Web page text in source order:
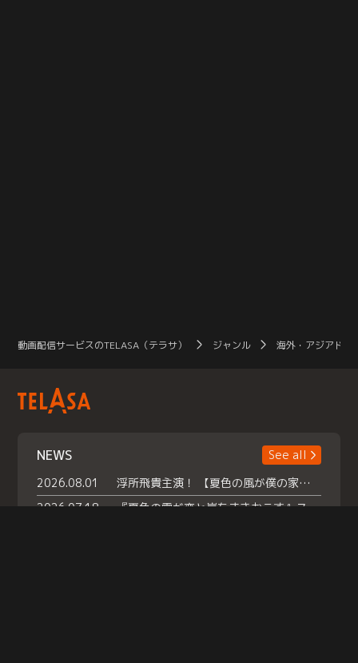
動画配信サービスのTELASA（テラサ） ジャンル 海外・アジアドラ
NEWS
See all
2026.08.01
浮所飛貴主演！ 【夏色の風が僕の家にやってきた】 本日よりテラサで独占配信スタート！
2026.07.18
『夏色の雲が恋と嵐をまきおこす』スペシャルメイキング 【Part1】2026年７月18日（土）23時30分～配信スタート！話題のシーンの裏側を大公開！豪華キャスト大集合！ 『武宮家 真夏の家族会議』開催！